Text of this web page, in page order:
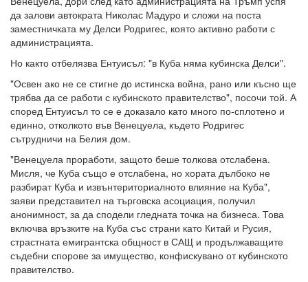
да залови автократа Николас Мадуро и сложи на поста
заместничката му Делси Родригес, която активно работи с
администрацията.
Но както отбелязва Ентуисъл: "в Куба няма кубинска Делси".
"Освен ако не се стигне до истинска война, рано или късно ще
трябва да се работи с кубинското правителство", посочи той. А
според Ентуисъл то се е доказало като много по-сплотено и
единно, отколкото във Венецуела, където Родригес
сътрудничи на Белия дом.
"Венецуела проработи, защото беше толкова отслабена.
Мисля, че Куба също е отслабена, но хората дълбоко не
разбират Куба и извънтериториалното влияние на Куба",
заяви представител на търговска асоциация, получил
анонимност, за да сподели гледната точка на бизнеса. Това
включва връзките на Куба със страни като Китай и Русия,
страстната емигрантска общност в САЩ и продължаващите
съдебни спорове за имущество, конфискувано от кубинското
правителство.